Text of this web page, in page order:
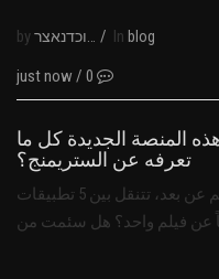
by / In blog
just now / 0
المنصة الجديدة كل ما
تعرفه عن الستريمنج؟
هل تشعر بأنك سجين جهاز التحكم عن بعد، تتنقل بين 5 تطبيقات